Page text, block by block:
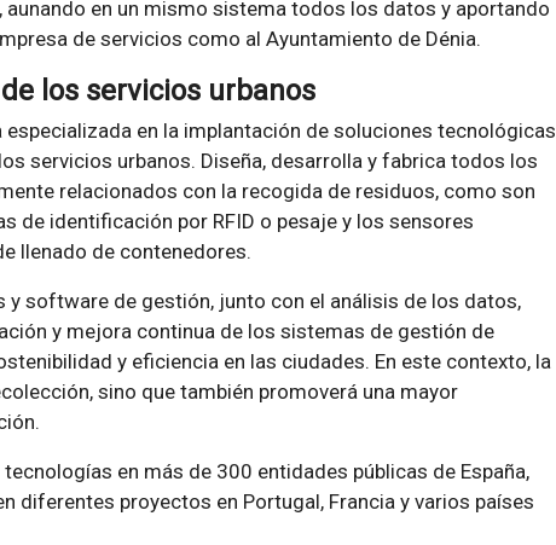
en un mismo sistema todos los datos y aportando
de servicios como al Ayuntamiento de Dénia.
los servicios urbanos
en la implantación de soluciones tecnológicas
servicios urbanos. Diseña, desarrolla y fabrica todos los
relacionados con la recogida de residuos, como son
de identificación por RFID o pesaje y los sensores
llenado de contenedores.
y software de gestión, junto con el análisis de los datos,
y mejora continua de los sistemas de gestión de
y eficiencia en las ciudades. En este contexto, la
sino que también promoverá una mayor
en más de 300 entidades públicas de España,
diferentes proyectos en Portugal, Francia y varios países